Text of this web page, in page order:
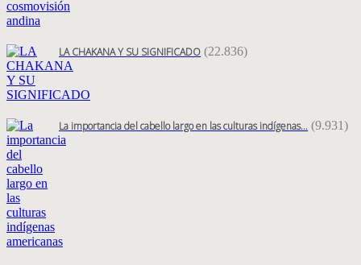
LA CHAKANA Y SU SIGNIFICADO (22.836)
La importancia del cabello largo en las culturas indígenas… (9.931)